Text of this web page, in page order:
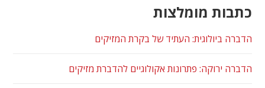
כתבות מומלצות
הדברה ביולוגית: העתיד של בקרת המזיקים
הדברה ירוקה: פתרונות אקולוגיים להדברת מזיקים